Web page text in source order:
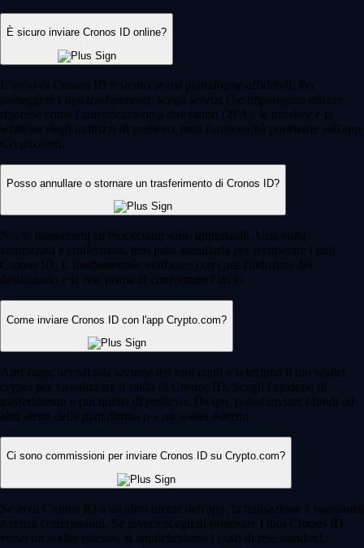
È sicuro inviare Cronos ID online?
L'invio di Cronos ID è sicuro se usi piattaforme affidabili. Per
proteggere i tuoi trasferimenti, scegli servizi che impongono misure
rigorose come l'autenticazione a due fattori (2FA), le passkey e la
whitelist degli indirizzi di prelievo, tutte funzionalità prioritarie sull'app
Crypto.com.
Posso annullare o stornare un trasferimento di Cronos ID?
No, le transazioni su blockchain sono immutabili. Una volta
autorizzata e confermata, non puoi annullarla per recuperare i tuoi
Cronos ID. È fondamentale verificare con cura l'indirizzo del
destinatario e la rete prima di confermare l'invio.
Come inviare Cronos ID con l'app Crypto.com?
Apri l'app, accedi alla sezione dei tuoi conti e seleziona il tuo wallet
crypto per visualizzare il saldo di Cronos ID. Scegli l'opzione di
trasferimento e poi quella di prelievo. Da qui, potrai inviare i fondi ad
altri utenti della piattaforma o a un wallet esterno.
Ci sono commissioni per inviare Cronos ID su Crypto.com?
Se invii Cronos ID a un altro utente dell'app, la transazione è istantanea
e senza commissioni. Se invece scegli di prelevare i tuoi Cronos ID
verso un wallet esterno, si applicheranno i costi di rete standard.